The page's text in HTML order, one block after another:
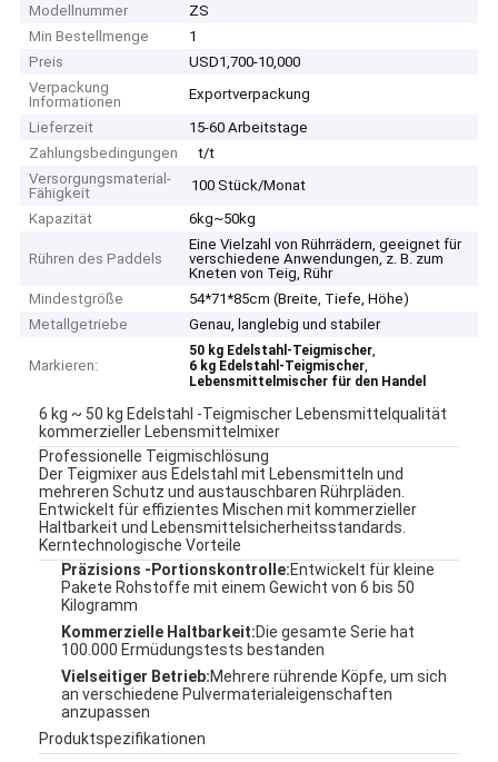
Modellnummer
ZS
Min Bestellmenge
1
Preis
USD1,700-10,000
Verpackung
Informationen
Exportverpackung
Lieferzeit
15-60 Arbeitstage
Zahlungsbedingungen
t/t
Versorgungsmaterial-
Fähigkeit
100 Stück/Monat
Kapazität
6kg~50kg
Rühren des Paddels
Eine Vielzahl von Rührrädern, geeignet für
verschiedene Anwendungen, z. B. zum
Kneten von Teig, Rühr
Mindestgröße
54*71*85cm (Breite, Tiefe, Höhe)
Metallgetriebe
Genau, langlebig und stabiler
Markieren:
50 kg Edelstahl-Teigmischer,
6 kg Edelstahl-Teigmischer,
Lebensmittelmischer für den Handel
6 kg ~ 50 kg Edelstahl -Teigmischer Lebensmittelqualität
kommerzieller Lebensmittelmixer
Professionelle Teigmischlösung
Der Teigmixer aus Edelstahl mit Lebensmitteln und
mehreren Schutz und austauschbaren Rührpläden.
Entwickelt für effizientes Mischen mit kommerzieller
Haltbarkeit und Lebensmittelsicherheitsstandards.
Kerntechnologische Vorteile
Präzisions -Portionskontrolle:Entwickelt für kleine
Pakete Rohstoffe mit einem Gewicht von 6 bis 50
Kilogramm
Kommerzielle Haltbarkeit:Die gesamte Serie hat
100.000 Ermüdungstests bestanden
Vielseitiger Betrieb:Mehrere rührende Köpfe, um sich
an verschiedene Pulvermaterialeigenschaften
anzupassen
Produktspezifikationen